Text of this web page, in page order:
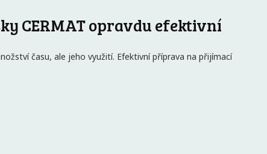
CERMAT opravdu efektivní
času, ale jeho využití. Efektivní příprava na přijímací